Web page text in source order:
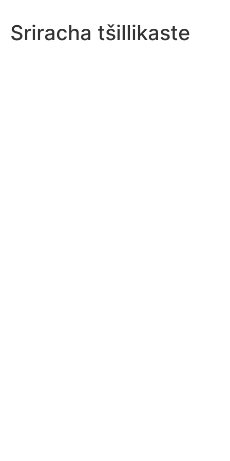
Sriracha tšillikaste